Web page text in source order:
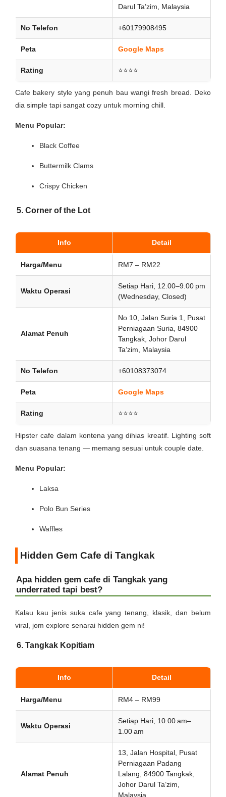
Darul Ta’zim, Malaysia
No Telefon +60179908495
Peta Google Maps
Rating ⭐⭐⭐⭐
Cafe bakery style yang penuh bau wangi fresh bread. Deko
dia simple tapi sangat cozy untuk morning chill.
Menu Popular:
Black Coffee
Buttermilk Clams
Crispy Chicken
5. Corner of the Lot
Info Detail
Harga/Menu RM7 – RM22
Waktu Operasi
Setiap Hari, 12.00–9.00 pm
(Wednesday, Closed)
Alamat Penuh
No 10, Jalan Suria 1, Pusat
Perniagaan Suria, 84900
Tangkak, Johor Darul
Ta’zim, Malaysia
No Telefon +60108373074
Peta Google Maps
Rating ⭐⭐⭐⭐
Hipster cafe dalam kontena yang dihias kreatif. Lighting soft
dan suasana tenang — memang sesuai untuk couple date.
Menu Popular:
Laksa
Polo Bun Series
Waffles
Hidden Gem Cafe di Tangkak
Apa hidden gem cafe di Tangkak yang
underrated tapi best?
Kalau kau jenis suka cafe yang tenang, klasik, dan belum
viral, jom explore senarai hidden gem ni!
6. Tangkak Kopitiam
Info Detail
Harga/Menu RM4 – RM99
Waktu Operasi
Setiap Hari, 10.00 am–
1.00 am
Alamat Penuh
13, Jalan Hospital, Pusat
Perniagaan Padang
Lalang, 84900 Tangkak,
Johor Darul Ta’zim,
Malaysia